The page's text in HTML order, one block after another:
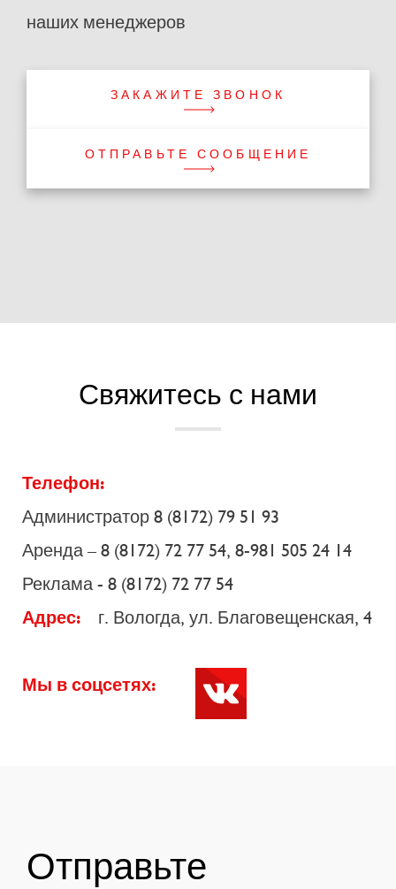
наших менеджеров
ЗАКАЖИТЕ ЗВОНОК
ОТПРАВЬТЕ СООБЩЕНИЕ
Свяжитесь с нами
Телефон:
Администратор 8 (8172) 79 51 93
Аренда – 8 (8172) 72 77 54, 8-981 505 24 14
Реклама - 8 (8172) 72 77 54
Адрес:
г. Вологда, ул. Благовещенская, 4
Мы в соцсетях:
Отправьте